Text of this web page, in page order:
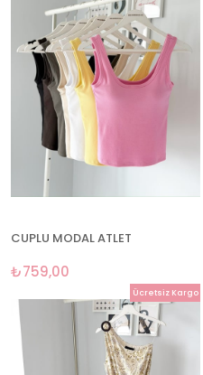
CUPLU MODAL ATLET
₺759,00
Ücretsiz Kargo